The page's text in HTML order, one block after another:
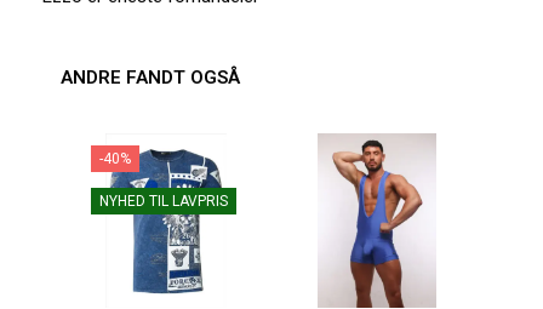
ANDRE FANDT OGSÅ
-40%
NYHED TIL LAVPRIS